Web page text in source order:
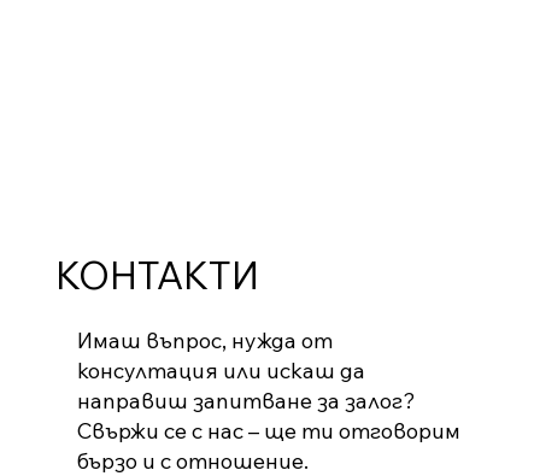
КОНТАКТИ
Имаш въпрос, нужда от
консултация или искаш да
направиш запитване за залог?
Свържи се с нас – ще ти отговорим
бързо и с отношение.